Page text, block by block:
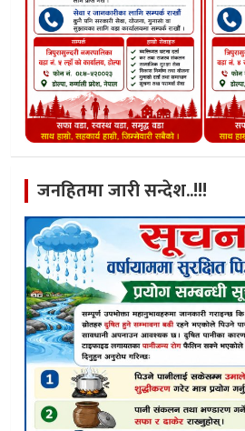
जनहितमा जारी सन्देश..!!!